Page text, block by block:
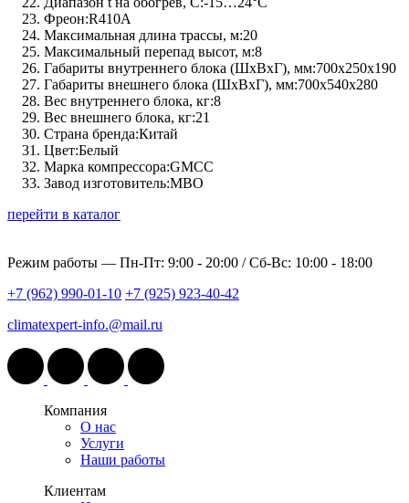
Фреон:R410A
Максимальная длина трассы, м:20
Максимальный перепад высот, м:8
Габариты внутреннего блока (ШхВхГ), мм:700x250x190
Габариты внешнего блока (ШхВхГ), мм:700x540x280
Вес внутреннего блока, кг:8
Вес внешнего блока, кг:21
Страна бренда:Китай
Цвет:Белый
Марка компрессора:GMCC
Завод изготовитель:MBO
перейти в каталог
Режим работы — Пн-Пт: 9:00 - 20:00 / Сб-Вс: 10:00 - 18:00
+7 (962) 990-01-10 +7 (925) 923-40-42
climatexpert-info.@mail.ru
Компания
О нас
Услуги
Наши работы
Клиентам